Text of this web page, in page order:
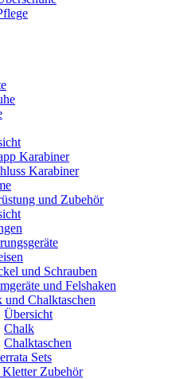
Karabiner
Karabiner
und Zubehör
und Schrauben
und Felshaken
und Chalktaschen
Übersicht
Chalk
Chalktaschen
Sets
Zubehör